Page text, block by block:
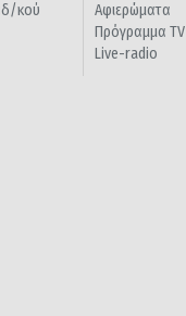
κού
Αφιερώματα
Πρόγραμμα TV
Live-radio